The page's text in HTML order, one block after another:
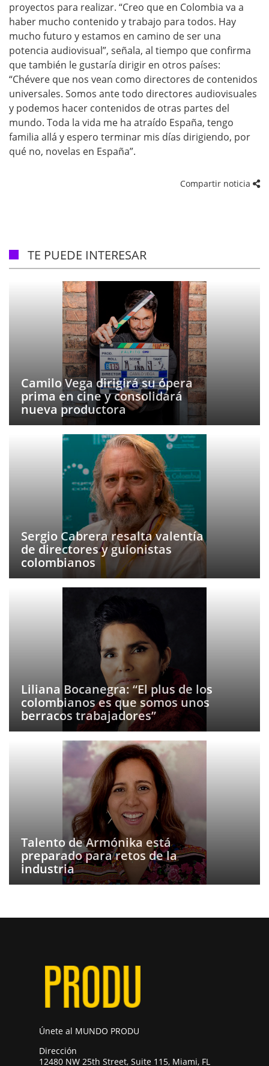
proyectos para realizar. “Creo que en Colombia va a
haber mucho contenido y trabajo para todos. Hay
mucho futuro y estamos en camino de ser una
potencia audiovisual”, señala, al tiempo que confirma
que también le gustaría dirigir en otros países:
“Chévere que nos vean como directores de contenidos
universales. Somos ante todo directores audiovisuales
y podemos hacer contenidos de otras partes del
mundo. Toda la vida me ha atraído España, tengo
familia allá y espero terminar mis días dirigiendo, por
qué no, novelas en España”.
Compartir noticia
TE PUEDE INTERESAR
Camilo Vega dirigirá su ópera
prima en cine y consolidará
nueva productora
Sergio Cabrera resalta valentía
de directores y guionistas
colombianos
Liliana Bocanegra: “El plus de los
colombianos es que somos unos
berracos trabajadores”
Talento de Armónika está
preparado para retos de la
industria
Únete al MUNDO PRODU
Dirección
12480 NW 25th Street, Suite 115, Miami, FL